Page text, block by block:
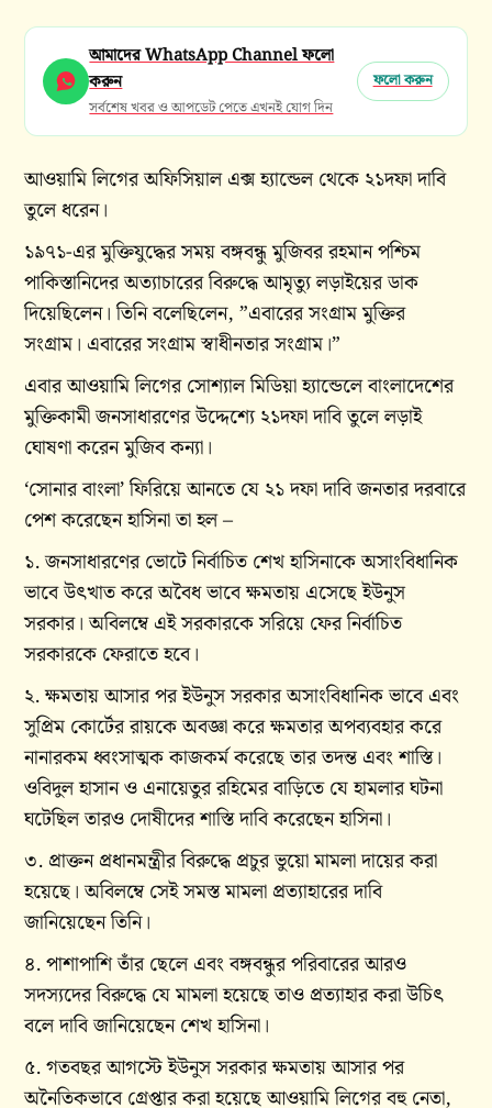
আমাদের WhatsApp Channel ফলো
করুন
সর্বশেষ খবর ও আপডেট পেতে এখনই যোগ দিন
ফলো করুন
আওয়ামি লিগের অফিসিয়াল এক্স হ্যান্ডেল থেকে ২১দফা দাবি
তুলে ধরেন।
১৯৭১-এর মুক্তিযুদ্ধের সময় বঙ্গবন্ধু মুজিবর রহমান পশ্চিম
পাকিস্তানিদের অত্যাচারের বিরুদ্ধে আমৃত্যু লড়াইয়ের ডাক
দিয়েছিলেন। তিনি বলেছিলেন, ”এবারের সংগ্রাম মুক্তির
সংগ্রাম। এবারের সংগ্রাম স্বাধীনতার সংগ্রাম।”
এবার আওয়ামি লিগের সোশ্যাল মিডিয়া হ্যান্ডেলে বাংলাদেশের
মুক্তিকামী জনসাধারণের উদ্দেশ্যে ২১দফা দাবি তুলে লড়াই
ঘোষণা করেন মুজিব কন্যা।
‘সোনার বাংলা’ ফিরিয়ে আনতে যে ২১ দফা দাবি জনতার দরবারে
পেশ করেছেন হাসিনা তা হল –
১. জনসাধারণের ভোটে নির্বাচিত শেখ হাসিনাকে অসাংবিধানিক
ভাবে উৎখাত করে অবৈধ ভাবে ক্ষমতায় এসেছে ইউনুস
সরকার। অবিলম্বে এই সরকারকে সরিয়ে ফের নির্বাচিত
সরকারকে ফেরাতে হবে।
২. ক্ষমতায় আসার পর ইউনুস সরকার অসাংবিধানিক ভাবে এবং
সুপ্রিম কোর্টের রায়কে অবজ্ঞা করে ক্ষমতার অপব্যবহার করে
নানারকম ধ্বংসাত্মক কাজকর্ম করেছে তার তদন্ত এবং শাস্তি।
ওবিদুল হাসান ও এনায়েতুর রহিমের বাড়িতে যে হামলার ঘটনা
ঘটেছিল তারও দোষীদের শাস্তি দাবি করেছেন হাসিনা।
৩. প্রাক্তন প্রধানমন্ত্রীর বিরুদ্ধে প্রচুর ভুয়ো মামলা দায়ের করা
হয়েছে। অবিলম্বে সেই সমস্ত মামলা প্রত্যাহারের দাবি
জানিয়েছেন তিনি।
৪. পাশাপাশি তাঁর ছেলে এবং বঙ্গবন্ধুর পরিবারের আরও
সদস্যদের বিরুদ্ধে যে মামলা হয়েছে তাও প্রত্যাহার করা উচিৎ
বলে দাবি জানিয়েছেন শেখ হাসিনা।
৫. গতবছর আগস্টে ইউনুস সরকার ক্ষমতায় আসার পর
অনৈতিকভাবে গ্রেপ্তার করা হয়েছে আওয়ামি লিগের বহু নেতা,